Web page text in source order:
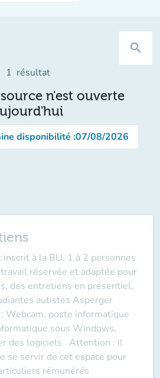
search
1 résultat
n'est ouverte
disponibilité :07/08/2026
à la BU, 1 à 2 personnes
réservée et adaptée pour
des entretiens en présentiel,
autistes Asperger
Webcam, poste informatique
sous Windows,
des logiciels Attention : il
se servir de cet espace pour
rémunérés